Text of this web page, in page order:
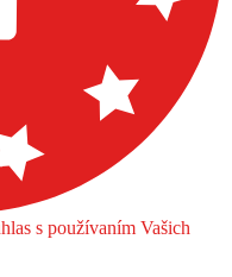
s používaním Vašich